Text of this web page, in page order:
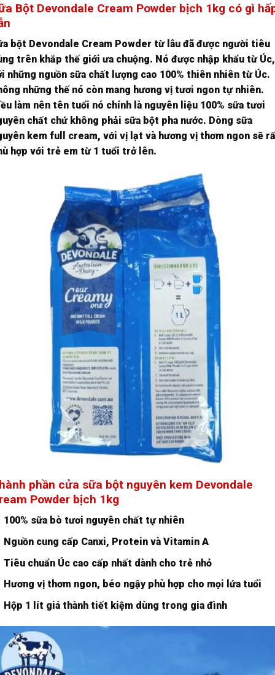
Bột Devondale Cream Powder bịch 1kg có gì
bột Devondale Cream Powder từ lâu đã được người tiêu
trên khắp thế giới ưa chuộng. Nó được nhập khẩu từ Úc,
những nguồn sữa chất lượng cao 100% thiên nhiên từ Úc.
những thế nó còn mang hương vị tươi ngon tự nhiên.
làm nên tên tuổi nó chính là nguyên liệu 100% sữa tươi
chất chứ không phải sữa bột pha nước. Dòng sữa
kem full cream, với vị lạt và hương vị thơm ngon sẽ
hợp với trẻ em từ 1 tuổi trở lên.
phần cửa sữa bột nguyên kem Devondale
Powder bịch 1kg
100% sữa bò tươi nguyên chất tự nhiên
Nguồn cung cấp Canxi, Protein và Vitamin A
Tiêu chuẩn Úc cao cấp nhất dành cho trẻ nhỏ
Hương vị thơm ngon, béo ngậy phù hợp cho mọi lứa tuổi
Hộp 1 lít giá thành tiết kiệm dùng trong gia đình